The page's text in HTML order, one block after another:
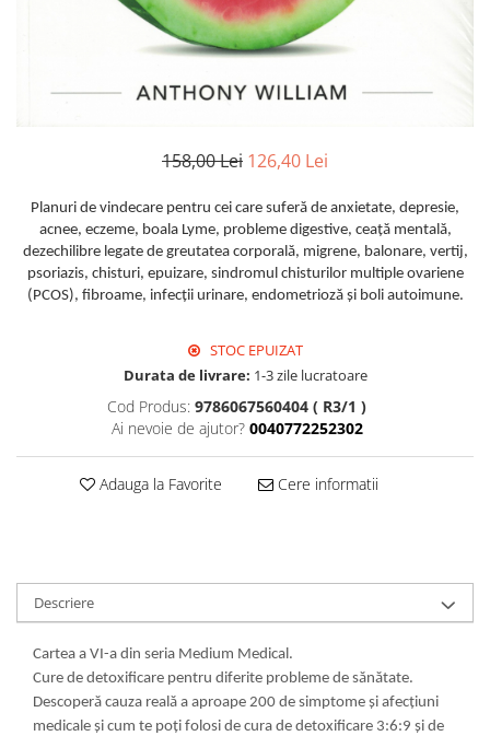
158,00 Lei 126,40 Lei
Planuri de vindecare pentru cei care suferă de anxietate, depresie,
acnee, eczeme, boala Lyme, probleme digestive, ceaţă mentală,
dezechilibre legate de greutatea corporală, migrene, balonare, vertij,
psoriazis, chisturi, epuizare, sindromul chisturilor multiple ovariene
(PCOS), fibroame, infecţii urinare, endometrioză şi boli autoimune.
STOC EPUIZAT
Durata de livrare: 1-3 zile lucratoare
Cod Produs: 9786067560404 ( R3/1 )
Ai nevoie de ajutor? 0040772252302
Adauga la Favorite Cere informatii
Descriere
Cartea a VI-a din seria Medium Medical.
Cure de detoxificare pentru diferite probleme de sănătate.
Descoperă cauza reală a aproape 200 de simptome şi afecţiuni
medicale şi cum te poţi folosi de cura de detoxificare 3:6:9 şi de